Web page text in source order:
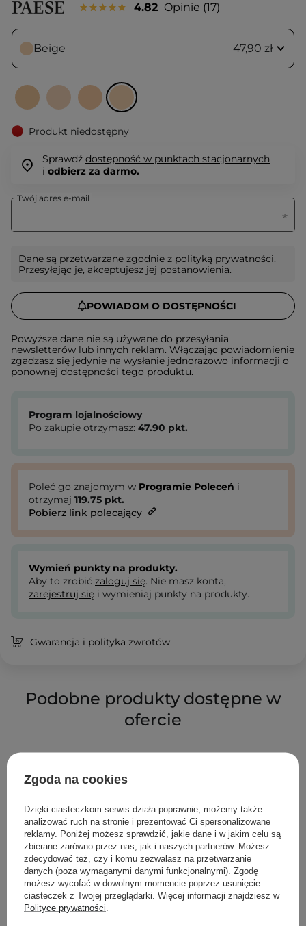
4.82 Opinie 17
Beige 47,90 zł
Produkt niedostępny
Sprawdź dostępność w punktach stacjonarnych
i odbierz za darmo.
Twój adres e-mail
Dane są przetwarzane zgodnie z polityką prywatności.
Przesyłając je, akceptujesz jej postanowienia.
POWIADOM O DOSTĘPNOŚCI
Powyższe dane nie są używane do przesyłania
newsletterów lub innych reklam. Włączając powiadomienie
zgadzasz się jedynie na wysłanie jednorazowo informacji o
ponownej dostępności tego produktu.
Program lojalnościowy
Po zakupie otrzymasz: 47.90 pkt.
Poleć go znajomym w Programie Poleceń i
otrzymaj 119.75 pkt.
Pobierz link polecający
Wymień punkty na produkty.
Aby to zrobić zaloguj się. Nie masz konta,
zarejestruj się i wymieniaj punkty na produkty.
Gwarancja i polityka zwrotów
Podobne produkty dostępne w
ofercie
Zgoda na cookies
Dzięki ciasteczkom serwis działa poprawnie; możemy także
analizować ruch na stronie i prezentować Ci spersonalizowane
reklamy. Poniżej możesz sprawdzić, jakie dane i w jakim celu są
zbierane zarówno przez nas, jak i naszych partnerów. Możesz
zdecydować też, czy i komu zezwalasz na przetwarzanie
danych (poza wymaganymi danymi funkcjonalnymi). Zgodę
możesz wycofać w dowolnym momencie poprzez usunięcie
ciasteczek z Twojej przeglądarki. Więcej informacji znajdziesz w
Polityce prywatności